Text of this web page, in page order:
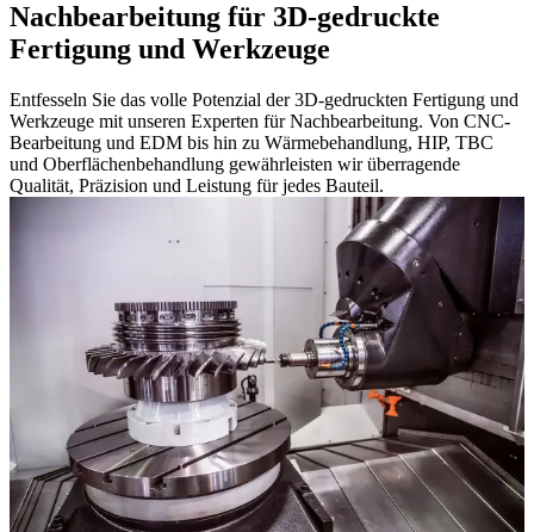
Nachbearbeitung für 3D-gedruckte
Fertigung und Werkzeuge
Entfesseln Sie das volle Potenzial der 3D-gedruckten Fertigung und
Werkzeuge mit unseren Experten für Nachbearbeitung. Von CNC-
Bearbeitung und EDM bis hin zu Wärmebehandlung, HIP, TBC
und Oberflächenbehandlung gewährleisten wir überragende
Qualität, Präzision und Leistung für jedes Bauteil.